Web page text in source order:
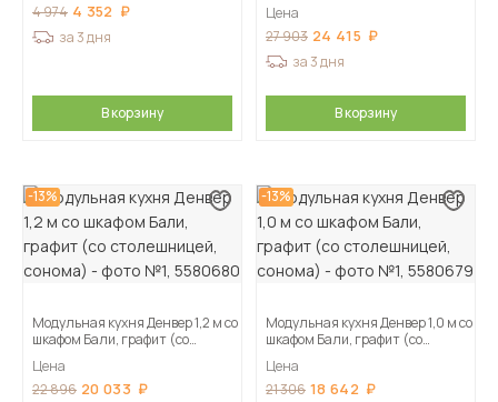
4 974 4 352
за 3 дня
В корзину
Цена
27 903 24 415
за 3 дня
В корзину
-13%
Модульная кухня Денвер 1,2 м со
шкафом Бали, графит (со
Цена
22 896 20 033
-13%
Модульная кухня Денвер 1,0 м со
шкафом Бали, графит (со
Цена
21 306 18 642